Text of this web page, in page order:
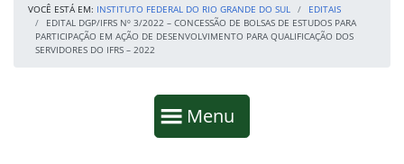
VOCÊ ESTÁ EM: INSTITUTO FEDERAL DO RIO GRANDE DO SUL
EDITAIS
EDITAL DGP/IFRS Nº 3/2022 – CONCESSÃO DE BOLSAS DE ESTUDOS PARA
PARTICIPAÇÃO EM AÇÃO DE DESENVOLVIMENTO PARA QUALIFICAÇÃO DOS
SERVIDORES DO IFRS – 2022
Mostrar
Menu